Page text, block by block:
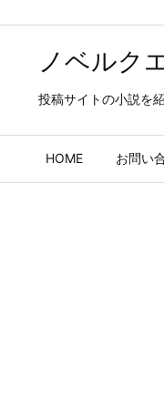
ノベルク
投稿サイトの小説を
HOME お問い